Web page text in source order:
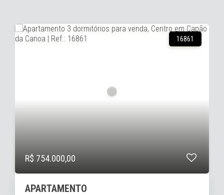
5842
R$ 1.490.000,00
APARTAMENTO